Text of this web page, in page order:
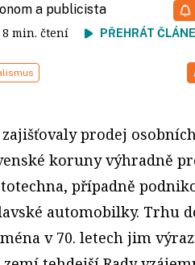
a publicista
8 min. čtení PŘEHRÁT
zajišťovaly prodej
koruny výhradně
případně
automobilky. Trhu
v 70. letech jim